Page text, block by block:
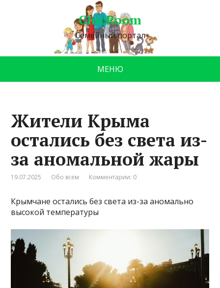
ChicRoom
Семейный портал
МЕНЮ
Жители Крыма
остались без света из-
за аномальной жары
19.07.2025 Обо всем Комментарии: 0
Крымчане остались без света из-за аномально
высокой температуры